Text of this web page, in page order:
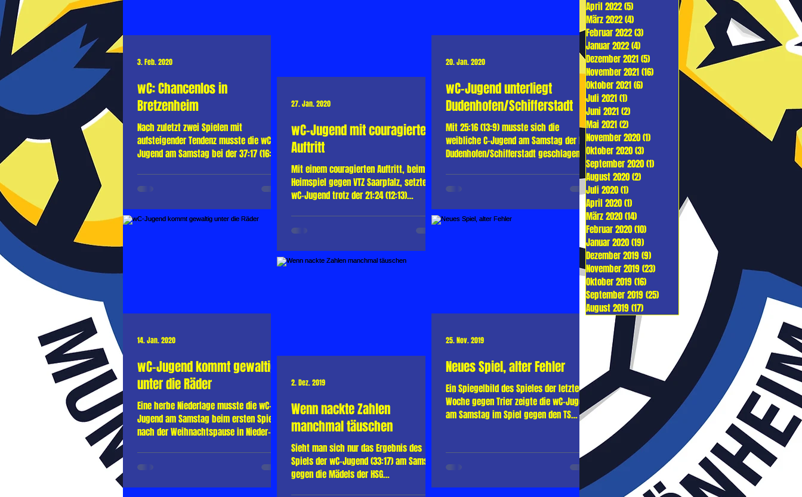
wC: Chancenlos in
Bretzenheim
Nach zuletzt zwei Spielen mit
aufsteigender Tendenz musste die wC-
Jugend am Samstag bei der 37:17 (16:8)
3. Feb. 2020
wC-Jugend mit couragiertem
Auftritt
Mit einem couragierten Auftritt, beim
Heimspiel gegen VTZ Saarpfalz, setzte die
wC-Jugend trotz der 21:24 (12:13)
27. Jan. 2020
wC-Jugend unterliegt
Dudenhofen/Schifferstadt
Mit 25:16 (13:9) musste sich die
weibliche C-Jugend am Samstag der HSG
Dudenhofen/Schifferstadt geschlagen
20. Jan. 2020
wC-Jugend kommt gewaltig
unter die Räder
Eine herbe Niederlage musste die wC-
Jugend am Samstag beim ersten Spiel
nach der Weihnachtspause in Nieder-Olm
14. Jan. 2020
Wenn nackte Zahlen
manchmal täuschen
Sieht man sich nur das Ergebnis des
Spiels der wC-Jugend (33:17) am Samstag
gegen die Mädels der HSG
Marpingen/Alsweiler an könnte man zu...
2. Dez. 2019
Neues Spiel, alter Fehler
Ein Spiegelbild des Spieles der letzten
Woche gegen Trier zeigte die wC-Jugend
am Samstag im Spiel gegen den TS
25. Nov. 2019
April 2022(5)
März 2022(4)
Februar 2022(3)
Januar 2022(4)
Dezember 2021(5)
November 2021(16) 16 Beiträge
Oktober 2021(6)
Juli 2021(1)
Juni 2021(2)
Mai 2021(2)
November 2020(1)
Oktober 2020(3)
September 2020(1)
August 2020(2)
Juli 2020(1)
April 2020(1)
März 2020(14)
Februar 2020(10)
Januar 2020(19)
Dezember 2019(9)
November 2019(23)
Oktober 2019(16)
September 2019(25)
August 2019(17)